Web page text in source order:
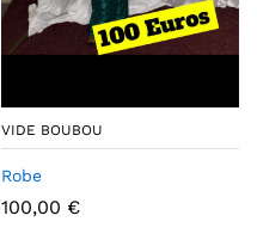
VIDE BOUBOU
Robe
100,00 €